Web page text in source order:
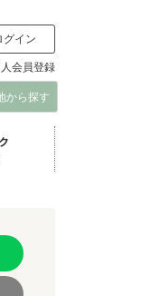
グイン
会員登録
から探す